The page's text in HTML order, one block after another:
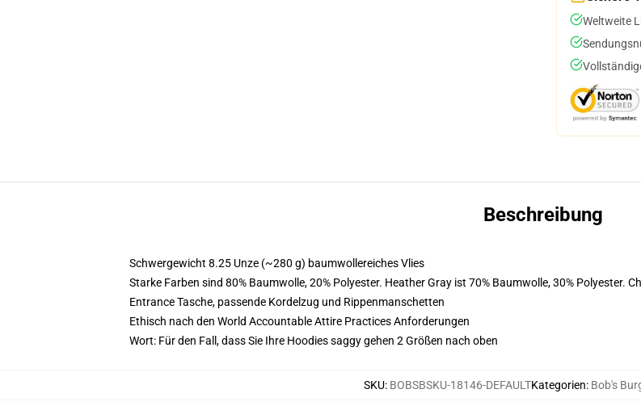
Weltweite
Beschreibung
Schwergewicht 8.25 Unze (~280 g) baumwollereiches Vlies
Starke Farben sind 80% Baumwolle, 20% Polyester. Heather Gray ist 70% Baumwolle, 30% Polyester.
Entrance Tasche, passende Kordelzug und Rippenmanschetten
Ethisch nach den World Accountable Attire Practices Anforderungen
Wort: Für den Fall, dass Sie Ihre Hoodies saggy gehen 2 Größen nach oben
SKU: BOBSBSKU-18146-DEFAULTKategorien: Bob's